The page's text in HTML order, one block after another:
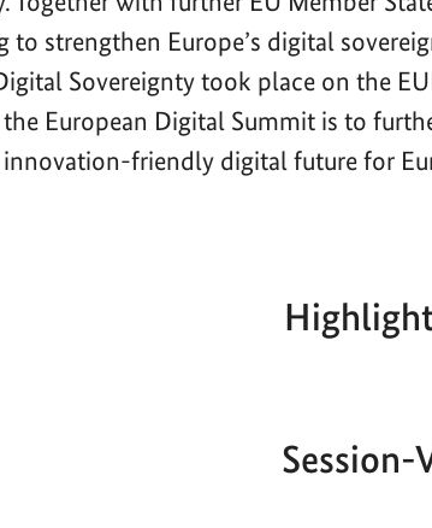
to strengthen Europe’s digital
Sovereignty took place on the
European Digital Summit is to
innovation-friendly digital future for
Session-